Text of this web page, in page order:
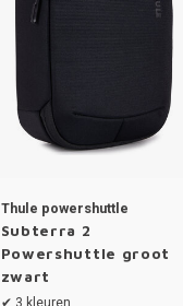
Thule powershuttle
Subterra 2
Powershuttle groot
zwart